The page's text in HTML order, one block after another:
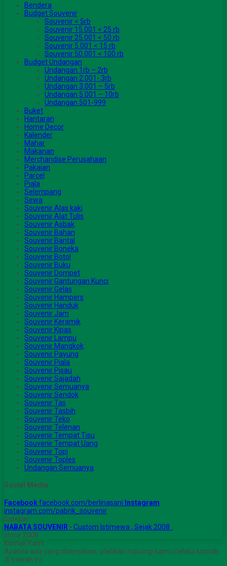
Bendera
Budget Souvenir
Souvenir < 5rb
Souvenir 15.001 < 25 rb
Souvenir 25.001 < 50 rb
Souvenir 5.001 < 15 rb
Souvenir 50.001 < 100 rb
Budget Undangan
Undangan 1rb – 2rb
Undangan 2.001- 3rb
Undangan 3.001 – 5rb
Undangan 5.001 – 10rb
Undangan 501-999
Buket
Hantaran
Home Decor
Kalender
Mahar
Makanan
Merchandise Perusahaan
Pakaian
Parcel
Piala
Selempang
Sewa
Souvenir Alas kaki
Souvenir Alat Tulis
Souvenir Asbak
Souvenir Bahan
Souvenir Bantal
Souvenir Boneka
Souvenir Botol
Souvenir Buku
Souvenir Dompet
Souvenir Gantungan Kunci
Souvenir Gelas
Souvenir Hampers
Souvenir Handuk
Souvenir Jam
Souvenir Keramik
Souvenir Kipas
Souvenir Lampu
Souvenir Mangkok
Souvenir Payung
Souvenir Piala
Souvenir Pisau
Souvenir Sajadah
Souvenir Semuanya
Souvenir Sendok
Souvenir Tas
Souvenir Tasbih
Souvenir Teko
Souvenir Telenan
Souvenir Tempat Tisu
Souvenir Tempat Uang
Souvenir Topi
Souvenir Toples
Undangan Semuanya
Social Media
Facebookfacebook.com/berlinasani Instagram
instagram.com/pabrik_souvenir
Sidebar
NABATA SOUVENIR - Custom Istimewa , Sejak 2008 .
since 2008
Kontak Kami
Apabila ada yang ditanyakan, silahkan hubungi kami melalui kontak
di bawah ini.